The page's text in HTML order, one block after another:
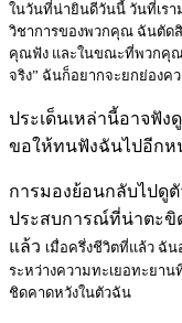
ในวันที่น่ายินดีวันนี้ วันที่เรา
วิชาการของพวกคุณ ฉันตัดสิ
คุณฟัง และในขณะที่พวกคุณ
จริง” ฉันก็อยากจะยกย่อง
ประเด็นเหล่านี้อาจฟัง
ขอให้ทนฟังฉันไปอีกห
การมองย้อนกลับไปดู
ประสบการณ์ที่น่าตะขิ
แล้ว เมื่อครึ่งชีวิตที่แล้ว ฉั
ระหว่างความทะเยอทะยา
ชิดคาดหวังในตัวฉัน